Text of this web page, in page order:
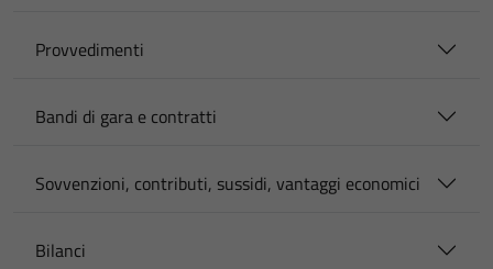
Provvedimenti
Bandi di gara e contratti
Sovvenzioni, contributi, sussidi, vantaggi economici
Bilanci